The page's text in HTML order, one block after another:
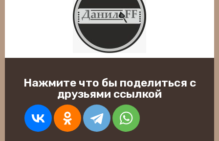
Нажмите что бы поделиться с
друзьями ссылкой